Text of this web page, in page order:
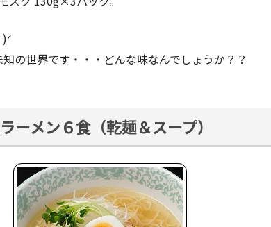
の世界です・・・どんな味なんでしょうか？？
ーメン６食（乾麺＆スープ）